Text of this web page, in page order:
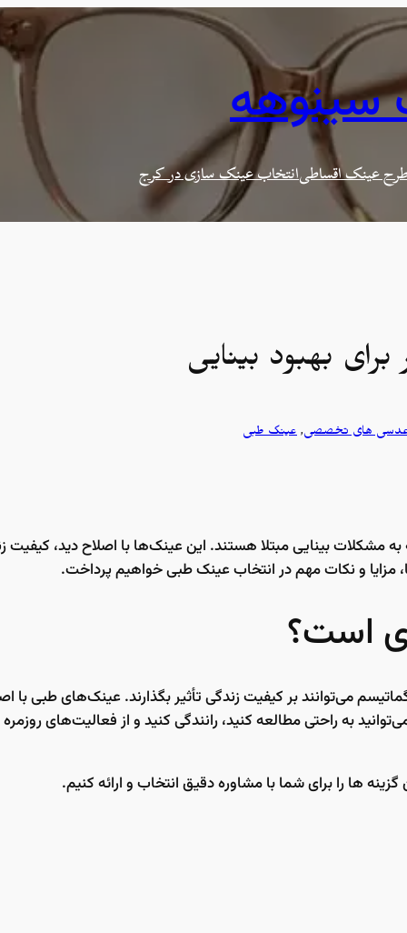
سینوهه
عینک اقساطیانتخاب عینک سازی در کرج
بهبود بینایی
های تخصصی, عینک طبی
مشکلات بینایی مبتلا هستند. این عینک‌ها با اصلاح دید،
مزایا و نکات مهم در انتخاب عینک طبی خواهیم پرداخت.
است؟
می‌توانند بر کیفیت زندگی تأثیر بگذارند. عینک‌های طبی با
به راحتی مطالعه کنید، رانندگی کنید و از فعالیت‌های
ها را برای شما با مشاوره دقیق انتخاب و ارائه کنیم.